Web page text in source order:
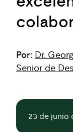
Por: Dr.
Senior de
23 de junio